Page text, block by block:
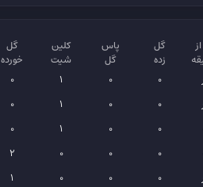
گل
زده
پاس
گل
کلین
شیت
گل
خورده
0
0
1
0
0
0
1
0
0
0
1
0
0
0
0
2
0
0
0
1